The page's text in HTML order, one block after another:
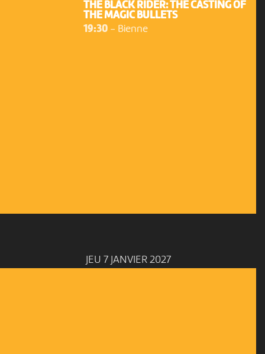
THE BLACK RIDER: THE CASTING OF
THE MAGIC BULLETS
19:30- Bienne
JEU 7 JANVIER 2027